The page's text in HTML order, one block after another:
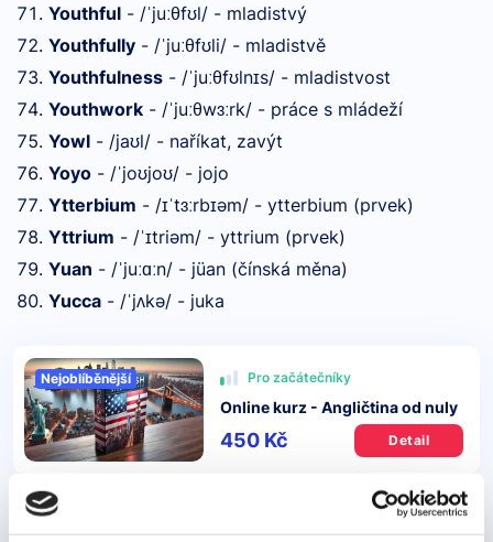
Youthful - /ˈjuːθfʊl/ - mladistvý
Youthfully - /ˈjuːθfʊli/ - mladistvě
Youthfulness - /ˈjuːθfʊlnɪs/ - mladistvost
Youthwork - /ˈjuːθwɜːrk/ - práce s mládeží
Yowl - /jaʊl/ - naříkat, zavýt
Yoyo - /ˈjoʊjoʊ/ - jojo
Ytterbium - /ɪˈtɜːrbɪəm/ - ytterbium (prvek)
Yttrium - /ˈɪtriəm/ - yttrium (prvek)
Yuan - /ˈjuːɑːn/ - jüan (čínská měna)
Yucca - /ˈjʌkə/ - juka
Nejoblíběnější Pro začátečníky
Online kurz - Angličtina od nuly
450 Kč Detail
Pro středně pokročilé